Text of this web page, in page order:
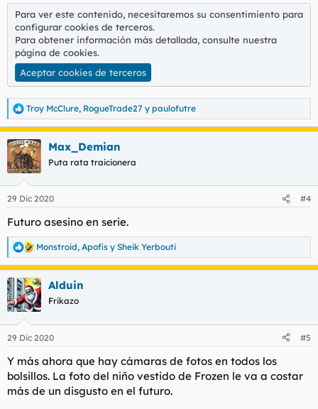
Para ver este contenido, necesitaremos su consentimiento para
configurar cookies de terceros.
Para obtener información más detallada, consulte nuestra
página de cookies.
Aceptar cookies de terceros
R
e
a
c
c
i
e
:
Troy McClure, RogueTrade27 y paulofutre
Max_Demian
Puta rata traicionera
29 Dic 2020 #4
Futuro asesino en serie.
R
e
a
c
c
i
e
Monstroid, Apofis y Sheik Yerbouti
Alduin
Frikazo
29 Dic 2020 #5
Y más ahora que hay cámaras de fotos en todos los
bolsillos. La foto del niño vestido de Frozen le va a costar
más de un disgusto en el futuro.